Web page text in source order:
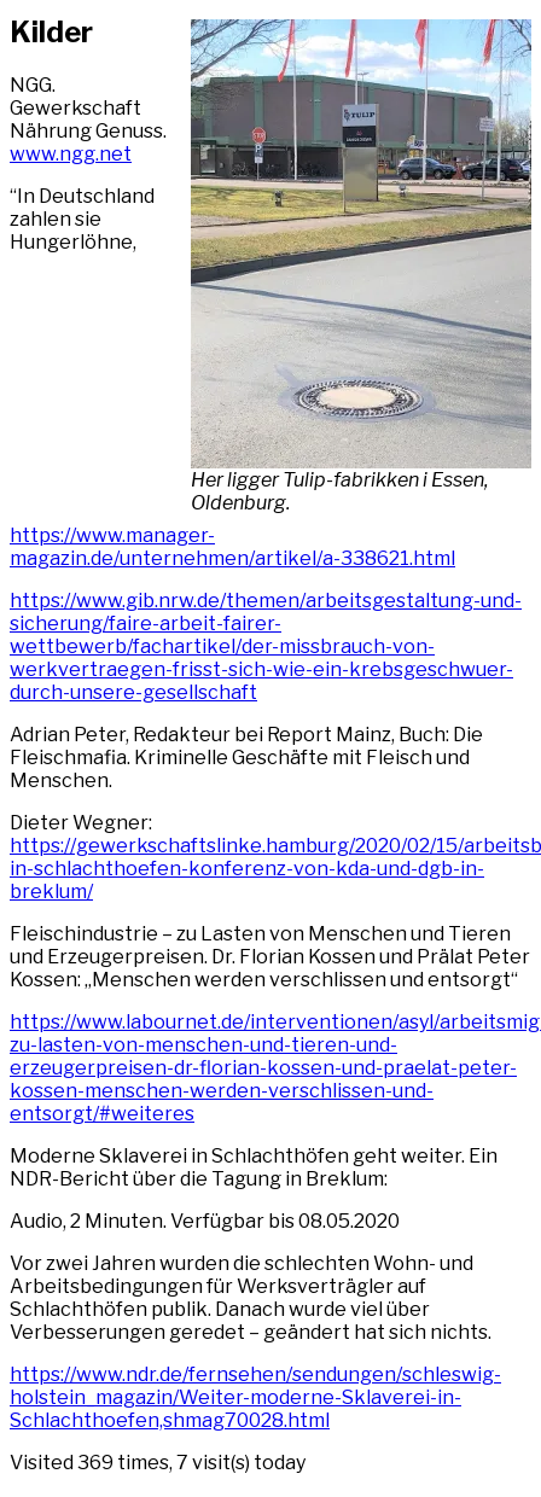
Her ligger Tulip-fabrikken i Essen,
Oldenburg.
Kilder
NGG.
Gewerkschaft
Nährung Genuss.
www.ngg.net
“In Deutschland
zahlen sie
Hungerlöhne,
https://www.manager-
magazin.de/unternehmen/artikel/a-338621.html
https://www.gib.nrw.de/themen/arbeitsgestaltung-und-
sicherung/faire-arbeit-fairer-
wettbewerb/fachartikel/der-missbrauch-von-
werkvertraegen-frisst-sich-wie-ein-krebsgeschwuer-
durch-unsere-gesellschaft
Adrian Peter, Redakteur bei Report Mainz, Buch: Die
Fleischmafia. Kriminelle Geschäfte mit Fleisch und
Menschen.
Dieter Wegner:
https://gewerkschaftslinke.hamburg/2020/02/15/
in-schlachthoefen-konferenz-von-kda-und-dgb-in-
breklum/
Fleischindustrie – zu Lasten von Menschen und Tieren
und Erzeugerpreisen. Dr. Florian Kossen und Prälat Peter
Kossen: „Menschen werden verschlissen und entsorgt“
https://www.labournet.de/interventionen/asyl/
zu-lasten-von-menschen-und-tieren-und-
erzeugerpreisen-dr-florian-kossen-und-praelat-peter-
kossen-menschen-werden-verschlissen-und-
entsorgt/#weiteres
Moderne Sklaverei in Schlachthöfen geht weiter. Ein
NDR-Bericht über die Tagung in Breklum:
Audio, 2 Minuten. Verfügbar bis 08.05.2020
Vor zwei Jahren wurden die schlechten Wohn- und
Arbeitsbedingungen für Werksverträgler auf
Schlachthöfen publik. Danach wurde viel über
Verbesserungen geredet – geändert hat sich nichts.
https://www.ndr.de/fernsehen/sendungen/schleswig-
holstein_magazin/Weiter-moderne-Sklaverei-in-
Schlachthoefen,shmag70028.html
Visited 369 times, 7 visit(s) today